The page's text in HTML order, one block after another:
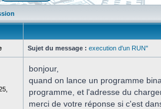
Sujet du message : execution d'un RUN"
bonjour,
quand on lance un programme
programme, et l'adresse du
merci de votre réponse si c'est